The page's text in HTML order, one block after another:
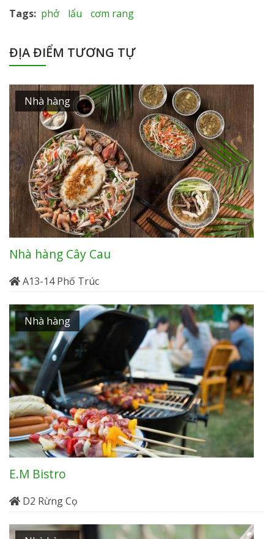
Tags phở lẩu cơm rang
ĐỊA ĐIỂM TƯƠNG TỰ
Nhà hàng Cây Cau
A13-14 Phố Trúc
Nhà hàng
E.M Bistro
D2 Rừng Cọ
Nhà hàng